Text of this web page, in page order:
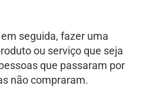
seguida, fazer uma
ou serviço que seja
que passaram por
não compraram.